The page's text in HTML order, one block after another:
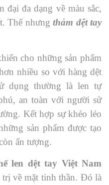
đại đa dạng về màu sắc,
Thế nhưng thảm dệt tay
cho những sản phẩm
nhiều so với hàng dệt
dụng thường là len tự
an toàn với người sử
Kết hợp sự khéo léo
sản phẩm được tạo
ấn tượng.
len dệt tay Việt Nam
về mặt tinh thần. Đó là